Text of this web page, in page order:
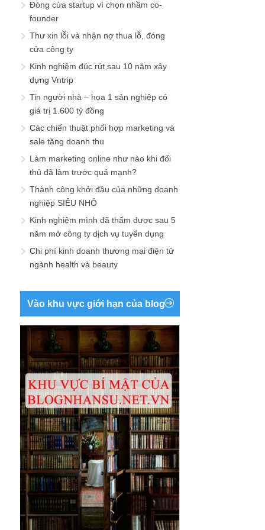
Đóng cửa startup vì chọn nhầm co-
founder
Thư xin lỗi và nhận nợ thua lỗ, đóng
cửa công ty
Kinh nghiệm đúc rút sau 10 năm xây
dựng Vntrip
Tin người nhà – họa 1 sản nghiệp có
giá trị 1.600 tỷ đồng
Các chiến thuật phối hợp marketing và
sale tăng doanh thu
Làm marketing online như nào khi đối
thủ đã làm trước quá mạnh?
Thành công khởi đầu của những doanh
nghiệp SIÊU NHỎ
Kinh nghiệm mình đã thấm được sau 5
năm mở công ty dịch vụ tuyển dụng
Chi phí kinh doanh thương mại điện tử
ngành health và beauty
Vào khu vực giới hạn của blog